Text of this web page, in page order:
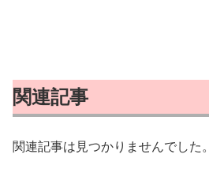
関連記事
関連記事は見つかりませんでした。